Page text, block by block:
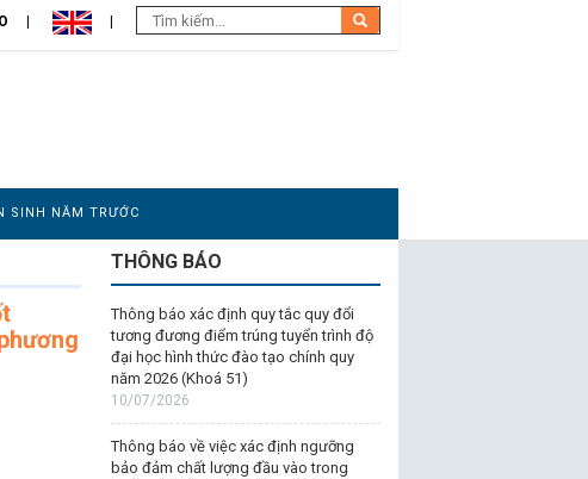
SINH NĂM TRƯỚC
THÔNG BÁO
Thông báo xác định quy tắc quy đổi
tương đương điểm trúng tuyển trình độ
đại học hình thức đào tạo chính quy
năm 2026 (Khoá 51)
10/07/2026
Thông báo về việc xác định ngưỡng
bảo đảm chất lượng đầu vào trong